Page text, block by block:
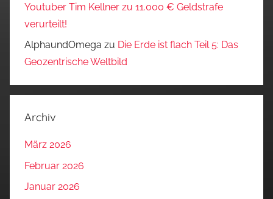
Youtuber Tim Kellner zu 11.000 € Geldstrafe
verurteilt!
AlphaundOmega zu Die Erde ist flach Teil 5: Das
Geozentrische Weltbild
Archiv
März 2026
Februar 2026
Januar 2026